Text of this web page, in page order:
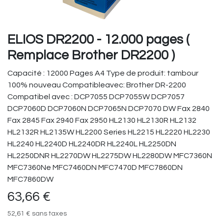
ELIOS DR2200 - 12.000 pages (
Remplace Brother DR2200 )
Capacité : 12000 Pages A4 Type de produit: tambour
100% nouveau Compatibleavec: Brother DR-2200
Compatibel avec : DCP7055 DCP7055W DCP7057
DCP7060D DCP7060N DCP7065N DCP7070 DW Fax 2840
Fax 2845 Fax 2940 Fax 2950 HL2130 HL2130R HL2132
HL2132R HL2135W HL2200 Series HL2215 HL2220 HL2230
HL2240 HL2240D HL2240DR HL2240L HL2250DN
HL2250DNR HL2270DW HL2275DW HL2280DW MFC7360N
MFC7360Ne MFC7460DN MFC7470D MFC7860DN
MFC7860DW
63,66 €
52,61 € sans taxes